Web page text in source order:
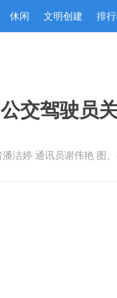
休闲 文明创建 排
交驾驶员
洁婷 通讯员谢伟艳 图